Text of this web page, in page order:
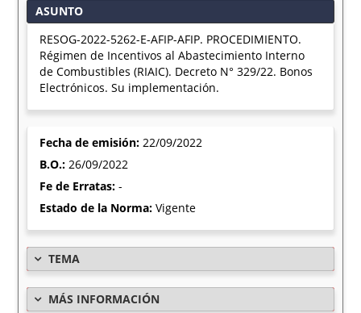
ASUNTO
RESOG-2022-5262-E-AFIP-AFIP. PROCEDIMIENTO.
Régimen de Incentivos al Abastecimiento Interno
de Combustibles (RIAIC). Decreto N° 329/22. Bonos
Electrónicos. Su implementación.
Fecha de emisión:22/09/2022
B.O.:26/09/2022
Fe de Erratas:-
Estado de la Norma:Vigente
TEMA
MÁS INFORMACIÓN